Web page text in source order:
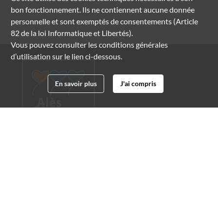
bon fonctionnement. Ils ne contiennent aucune donnée
personnelle et sont exemptés de consentements (Article
82 de la loi Informatique et Libertés).
Vous pouvez consulter les conditions générales
d’utilisation sur le lien ci-dessous.
En savoir plus J'ai compris